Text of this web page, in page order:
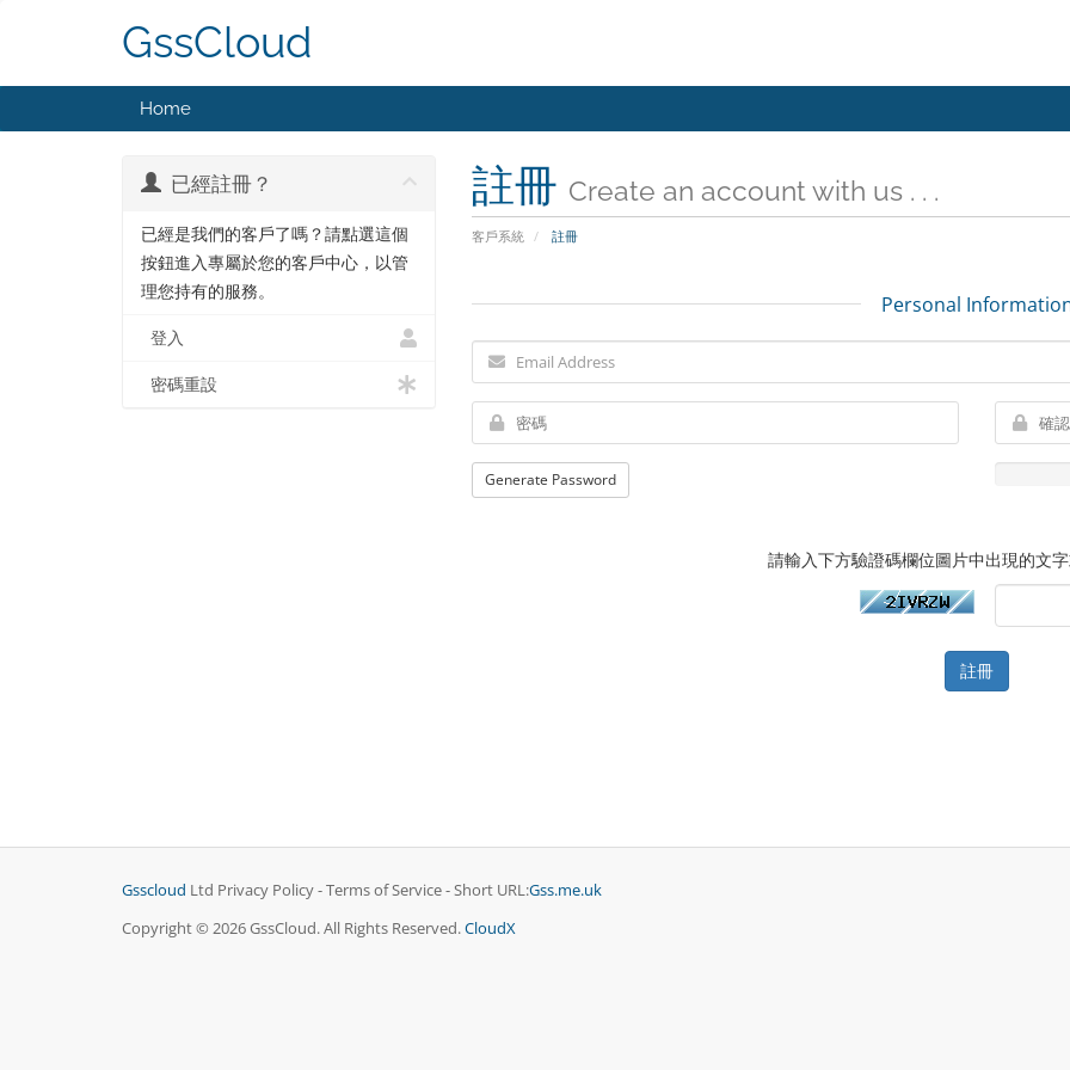
GssCloud
Home
註冊 Create an account with us . . .
客戶系統 註冊
已經註冊？
已經是我們的客戶了嗎？請點選這個
按鈕進入專屬於您的客戶中心，以管
理您持有的服務。
登入
密碼重設
Personal
Generate Password
請輸入下方驗證碼欄位圖片中出現的文字
Gsscloud Ltd Privacy Policy - Terms of Service - Short URL:Gss.me.uk
Copyright © 2026 GssCloud. All Rights Reserved.CloudX